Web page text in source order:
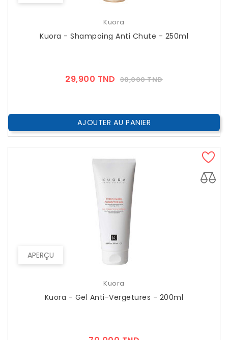
Kuora
Kuora - Shampoing Anti Chute - 250ml
29,900 TND Prix
38,000 TNDPrix
AJOUTER AU PANIER
APERÇU
Kuora
Kuora - Gel Anti-Vergetures - 200ml